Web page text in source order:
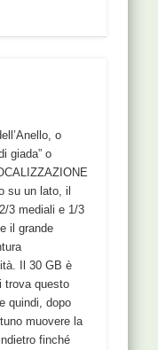
o
giada” o
su un lato, il
3 mediali e 1/3
il grande
Il 30 GB è
trova questo
quindi, dopo
muovere la
finché